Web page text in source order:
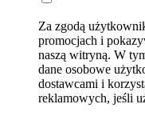
Za zgodą
promocjach i
naszą witryną. W
dane osobowe
dostawcami i
reklamowych, jeśli